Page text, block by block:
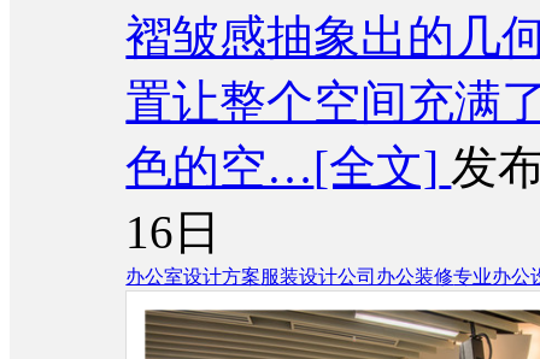
褶皱感抽象出的几
置让整个空间充满
色的空…[全文] 发
16日
办公室设计方案服装设计公司办公装修专业办公